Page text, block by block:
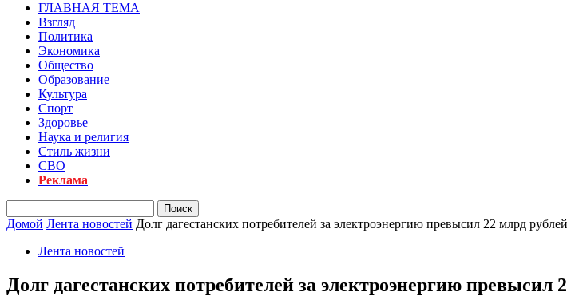
ГЛАВНАЯ ТЕМА
Взгляд
Политика
Экономика
Общество
Образование
Культура
Спорт
Здоровье
Наука и религия
Стиль жизни
СВО
Реклама
Домой Лента новостей Долг дагестанских потребителей за электроэнергию превысил 22 млрд рублей
Лента новостей
Долг дагестанских потребителей за электроэнергию превысил